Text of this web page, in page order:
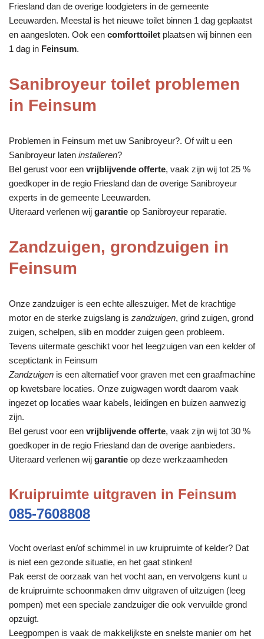
Friesland dan de overige loodgieters in de gemeente
Leeuwarden. Meestal is het nieuwe toilet binnen 1 dag geplaatst
en aangesloten. Ook een comforttoilet plaatsen wij binnen een
1 dag in Feinsum.
Sanibroyeur toilet problemen
in Feinsum
Problemen in Feinsum met uw Sanibroyeur?. Of wilt u een
Sanibroyeur laten installeren?
Bel gerust voor een vrijblijvende offerte, vaak zijn wij tot 25 %
goedkoper in de regio Friesland dan de overige Sanibroyeur
experts in de gemeente Leeuwarden.
Uiteraard verlenen wij garantie op Sanibroyeur reparatie.
Zandzuigen, grondzuigen in
Feinsum
Onze zandzuiger is een echte alleszuiger. Met de krachtige
motor en de sterke zuigslang is zandzuigen, grind zuigen, grond
zuigen, schelpen, slib en modder zuigen geen probleem.
Tevens uitermate geschikt voor het leegzuigen van een kelder of
sceptictank in Feinsum
Zandzuigen is een alternatief voor graven met een graafmachine
op kwetsbare locaties. Onze zuigwagen wordt daarom vaak
ingezet op locaties waar kabels, leidingen en buizen aanwezig
zijn.
Bel gerust voor een vrijblijvende offerte, vaak zijn wij tot 30 %
goedkoper in de regio Friesland dan de overige aanbieders.
Uiteraard verlenen wij garantie op deze werkzaamheden
Kruipruimte uitgraven in Feinsum
085-7608808
Vocht overlast en/of schimmel in uw kruipruimte of kelder? Dat
is niet een gezonde situatie, en het gaat stinken!
Pak eerst de oorzaak van het vocht aan, en vervolgens kunt u
de kruipruimte schoonmaken dmv uitgraven of uitzuigen (leeg
pompen) met een speciale zandzuiger die ook vervuilde grond
opzuigt.
Leegpompen is vaak de makkelijkste en snelste manier om het